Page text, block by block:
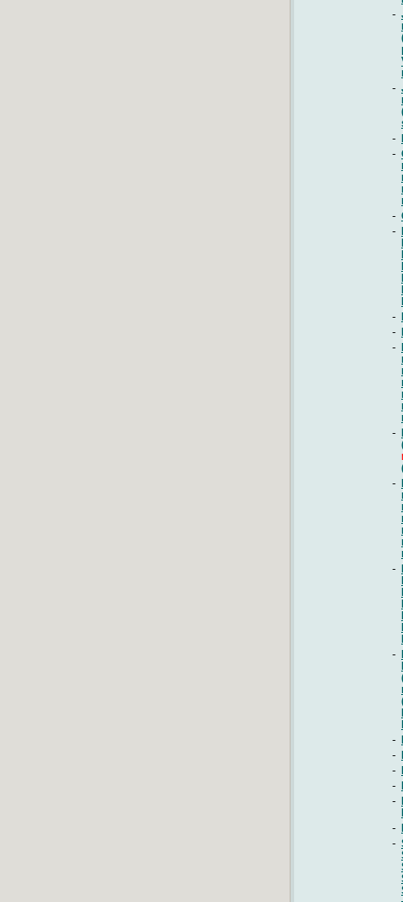
-
-
-
-
-
-
-
-
-
-
-
-
-
-
-
-
-
-
-
-